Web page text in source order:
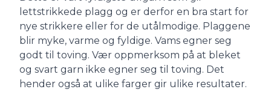
lettstrikkede plagg og er derfor en bra start for
nye strikkere eller for de utålmodige. Plaggene
blir myke, varme og fyldige. Vams egner seg
godt til toving. Vær oppmerksom på at bleket
og svart garn ikke egner seg til toving. Det
hender også at ulike farger gir ulike resultater.